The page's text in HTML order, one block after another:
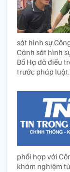
sát hình sự
Cảnh sát hình
Bố Hạ đã điều
trước pháp luật.
phối hợp với
khám nghiệm